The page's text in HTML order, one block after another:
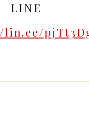
LINE